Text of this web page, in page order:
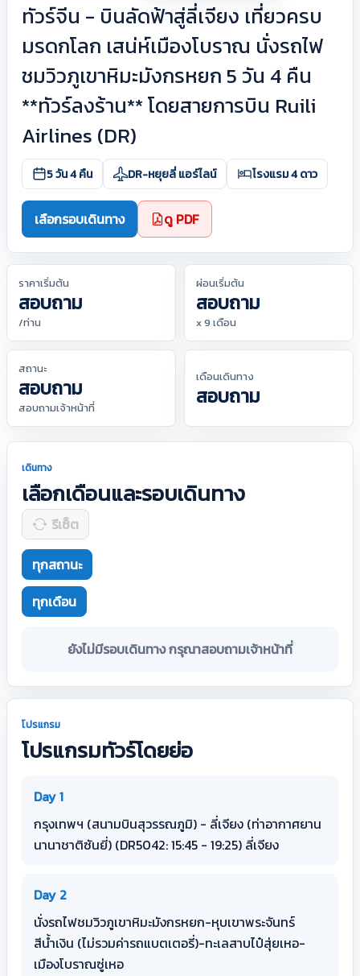
ทัวร์จีน - บินลัดฟ้าสู่ลี่เจียง เที่ยวครบ
มรดกโลก เสน่ห์เมืองโบราณ นั่งรถไฟ
ชมวิวภูเขาหิมะมังกรหยก 5 วัน 4 คืน
**ทัวร์ลงร้าน** โดยสายการบิน Ruili
Airlines (DR)
5 วัน 4 คืน DR-หยุยลี่ แอร์ไลน์ โรงแรม 4 ดาว
เลือกรอบเดินทาง ดู PDF
ราคาเริ่มต้น
สอบถาม
/ท่าน
ผ่อนเริ่มต้น
สอบถาม
x 9 เดือน
สถานะ
สอบถาม
สอบถามเจ้าหน้าที่
เดือนเดินทาง
สอบถาม
เดินทาง
เลือกเดือนและรอบเดินทาง
รีเซ็ต
ทุกสถานะ
ทุกเดือน
ยังไม่มีรอบเดินทาง กรุณาสอบถามเจ้าหน้าที่
โปรแกรม
โปรแกรมทัวร์โดยย่อ
Day 1
กรุงเทพฯ (สนามบินสุวรรณภูมิ) - ลี่เจียง (ท่าอากาศยาน
นานาชาติซันยี่) (DR5042: 15:45 - 19:25) ลี่เจียง
Day 2
นั่งรถไฟชมวิวภูเขาหิมะมังกรหยก-หุบเขาพระจันทร์
สีน้ำเงิน (ไม่รวมค่ารถแบตเตอรี่)-ทะเลสาบไป๋สุ่ยเหอ-
เมืองโบราณซู่เหอ